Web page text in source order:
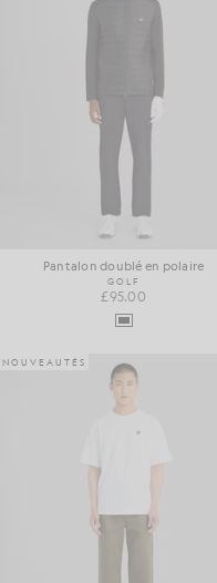
Pantalon doublé en polaire
GOLF
£95.00
NOUVEAUTÉS